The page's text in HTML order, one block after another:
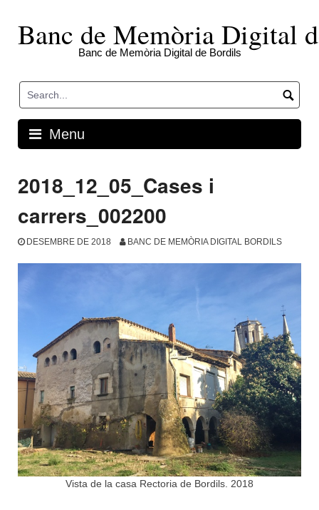
contentBanc de Memòria Digital
Banc de Memòria Digital de Bordils
Menu
2018_12_05_Cases i
carrers_002200
DESEMBRE DE 2018 BANC DE MEMÒRIA DIGITAL BORDILS
Vista de la casa Rectoria de Bordils. 2018